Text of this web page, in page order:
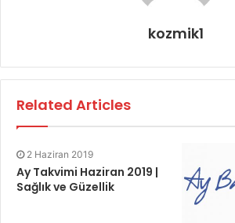
kozmik1
Related Articles
2 Haziran 2019
Ay Takvimi Haziran 2019 |
Sağlık ve Güzellik